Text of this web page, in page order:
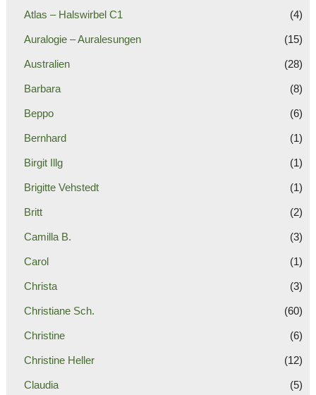
Atlas – Halswirbel C1 (4)
Auralogie – Auralesungen (15)
Australien (28)
Barbara (8)
Beppo (6)
Bernhard (1)
Birgit Illg (1)
Brigitte Vehstedt (1)
Britt (2)
Camilla B. (3)
Carol (1)
Christa (3)
Christiane Sch. (60)
Christine (6)
Christine Heller (12)
Claudia (5)